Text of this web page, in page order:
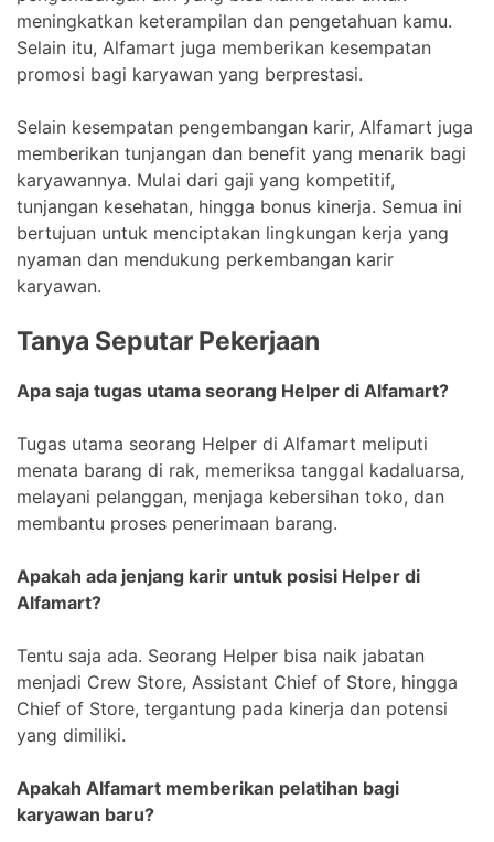
meningkatkan keterampilan dan pengetahuan kamu.
Selain itu, Alfamart juga memberikan kesempatan
promosi bagi karyawan yang berprestasi.
Selain kesempatan pengembangan karir, Alfamart juga
memberikan tunjangan dan benefit yang menarik bagi
karyawannya. Mulai dari gaji yang kompetitif,
tunjangan kesehatan, hingga bonus kinerja. Semua ini
bertujuan untuk menciptakan lingkungan kerja yang
nyaman dan mendukung perkembangan karir
karyawan.
Tanya Seputar Pekerjaan
Apa saja tugas utama seorang Helper di Alfamart?
Tugas utama seorang Helper di Alfamart meliputi
menata barang di rak, memeriksa tanggal kadaluarsa,
melayani pelanggan, menjaga kebersihan toko, dan
membantu proses penerimaan barang.
Apakah ada jenjang karir untuk posisi Helper di
Alfamart?
Tentu saja ada. Seorang Helper bisa naik jabatan
menjadi Crew Store, Assistant Chief of Store, hingga
Chief of Store, tergantung pada kinerja dan potensi
yang dimiliki.
Apakah Alfamart memberikan pelatihan bagi
karyawan baru?